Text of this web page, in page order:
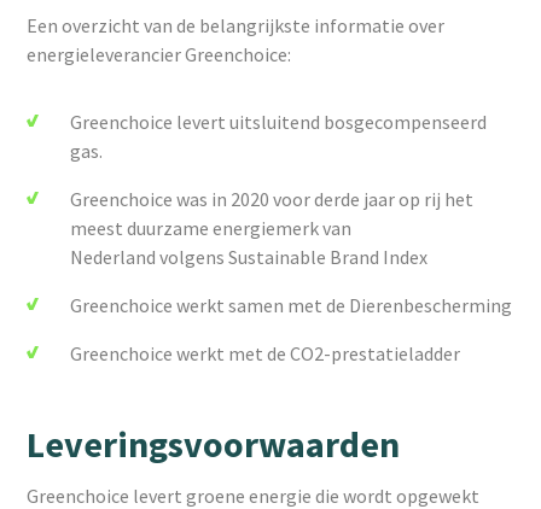
Een overzicht van de belangrijkste informatie over
energieleverancier Greenchoice:
Greenchoice levert uitsluitend bosgecompenseerd
gas.
Greenchoice was in 2020 voor derde jaar op rij het
meest duurzame energiemerk van
Nederland volgens Sustainable Brand Index
Greenchoice werkt samen met de Dierenbescherming
Greenchoice werkt met de CO2-prestatieladder
Leveringsvoorwaarden
Greenchoice levert groene energie die wordt opgewekt